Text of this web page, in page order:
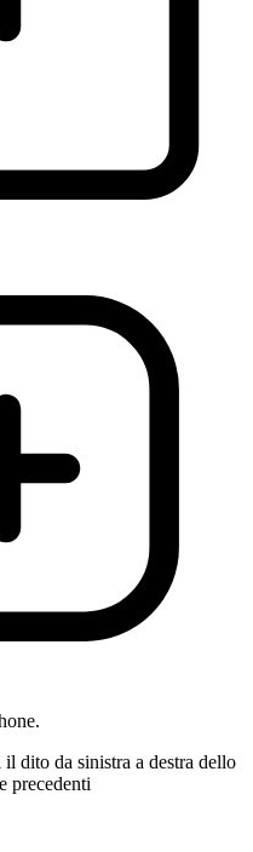
dito da sinistra a destra dello
precedenti